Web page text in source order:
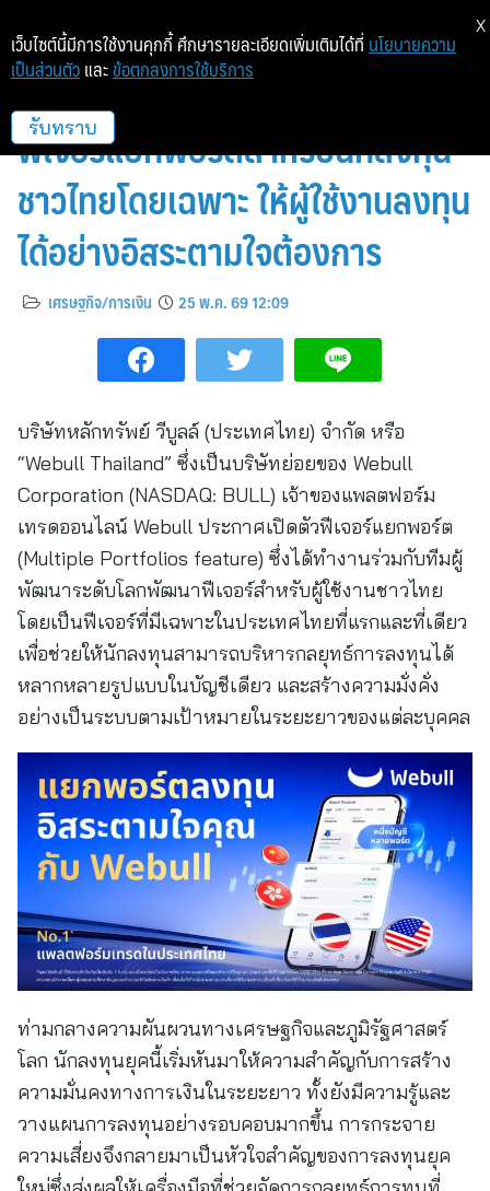
ที่แรกและที่เดียว! Webull เปิดตัว
ฟีเจอร์แยกพอร์ตสำหรับนักลงทุน
ชาวไทยโดยเฉพาะ ให้ผู้ใช้งานลงทุน
ได้อย่างอิสระตามใจต้องการ
เศรษฐกิจ/การเงิน 25 พ.ค. 69 12:09
บริษัทหลักทรัพย์ วีบูลล์ (ประเทศไทย) จำกัด หรือ
“Webull Thailand” ซึ่งเป็นบริษัทย่อยของ Webull
Corporation (NASDAQ: BULL) เจ้าของแพลตฟอร์ม
เทรดออนไลน์ Webull ประกาศเปิดตัวฟีเจอร์แยกพอร์ต
(Multiple Portfolios feature) ซึ่งได้ทำงานร่วมกับทีมผู้
พัฒนาระดับโลกพัฒนาฟีเจอร์สำหรับผู้ใช้งานชาวไทย
โดยเป็นฟีเจอร์ที่มีเฉพาะในประเทศไทยที่แรกและที่เดียว
เพื่อช่วยให้นักลงทุนสามารถบริหารกลยุทธ์การลงทุนได้
หลากหลายรูปแบบในบัญชีเดียว และสร้างความมั่งคั่ง
อย่างเป็นระบบตามเป้าหมายในระยะยาวของแต่ละบุคคล
ท่ามกลางความผันผวนทางเศรษฐกิจและภูมิรัฐศาสตร์
โลก นักลงทุนยุคนี้เริ่มหันมาให้ความสำคัญกับการสร้าง
ความมั่นคงทางการเงินในระยะยาว ทั้งยังมีความรู้และ
วางแผนการลงทุนอย่างรอบคอบมากขึ้น การกระจาย
ความเสี่ยงจึงกลายมาเป็นหัวใจสำคัญของการลงทุนยุค
เว็บไซต์นี้มีการใช้งานคุกกี้ ศึกษารายละเอียดเพิ่มเติมได้ที่ นโยบายความ
เป็นส่วนตัว และ ข้อตกลงการใช้บริการ
รับทราบ
X